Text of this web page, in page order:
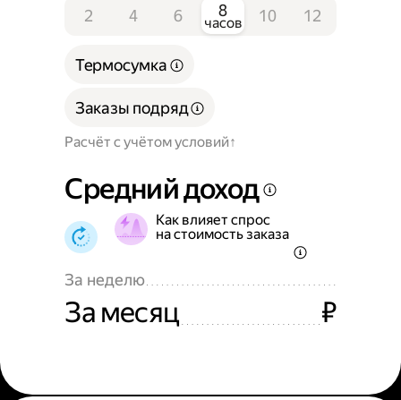
2 4 6 8
часов 10 12
Расчёт с учётом условий
Термосумка
Заказы подряд
Средний доход
Как влияет спрос
на стоимость заказа
За неделю
За месяц ₽